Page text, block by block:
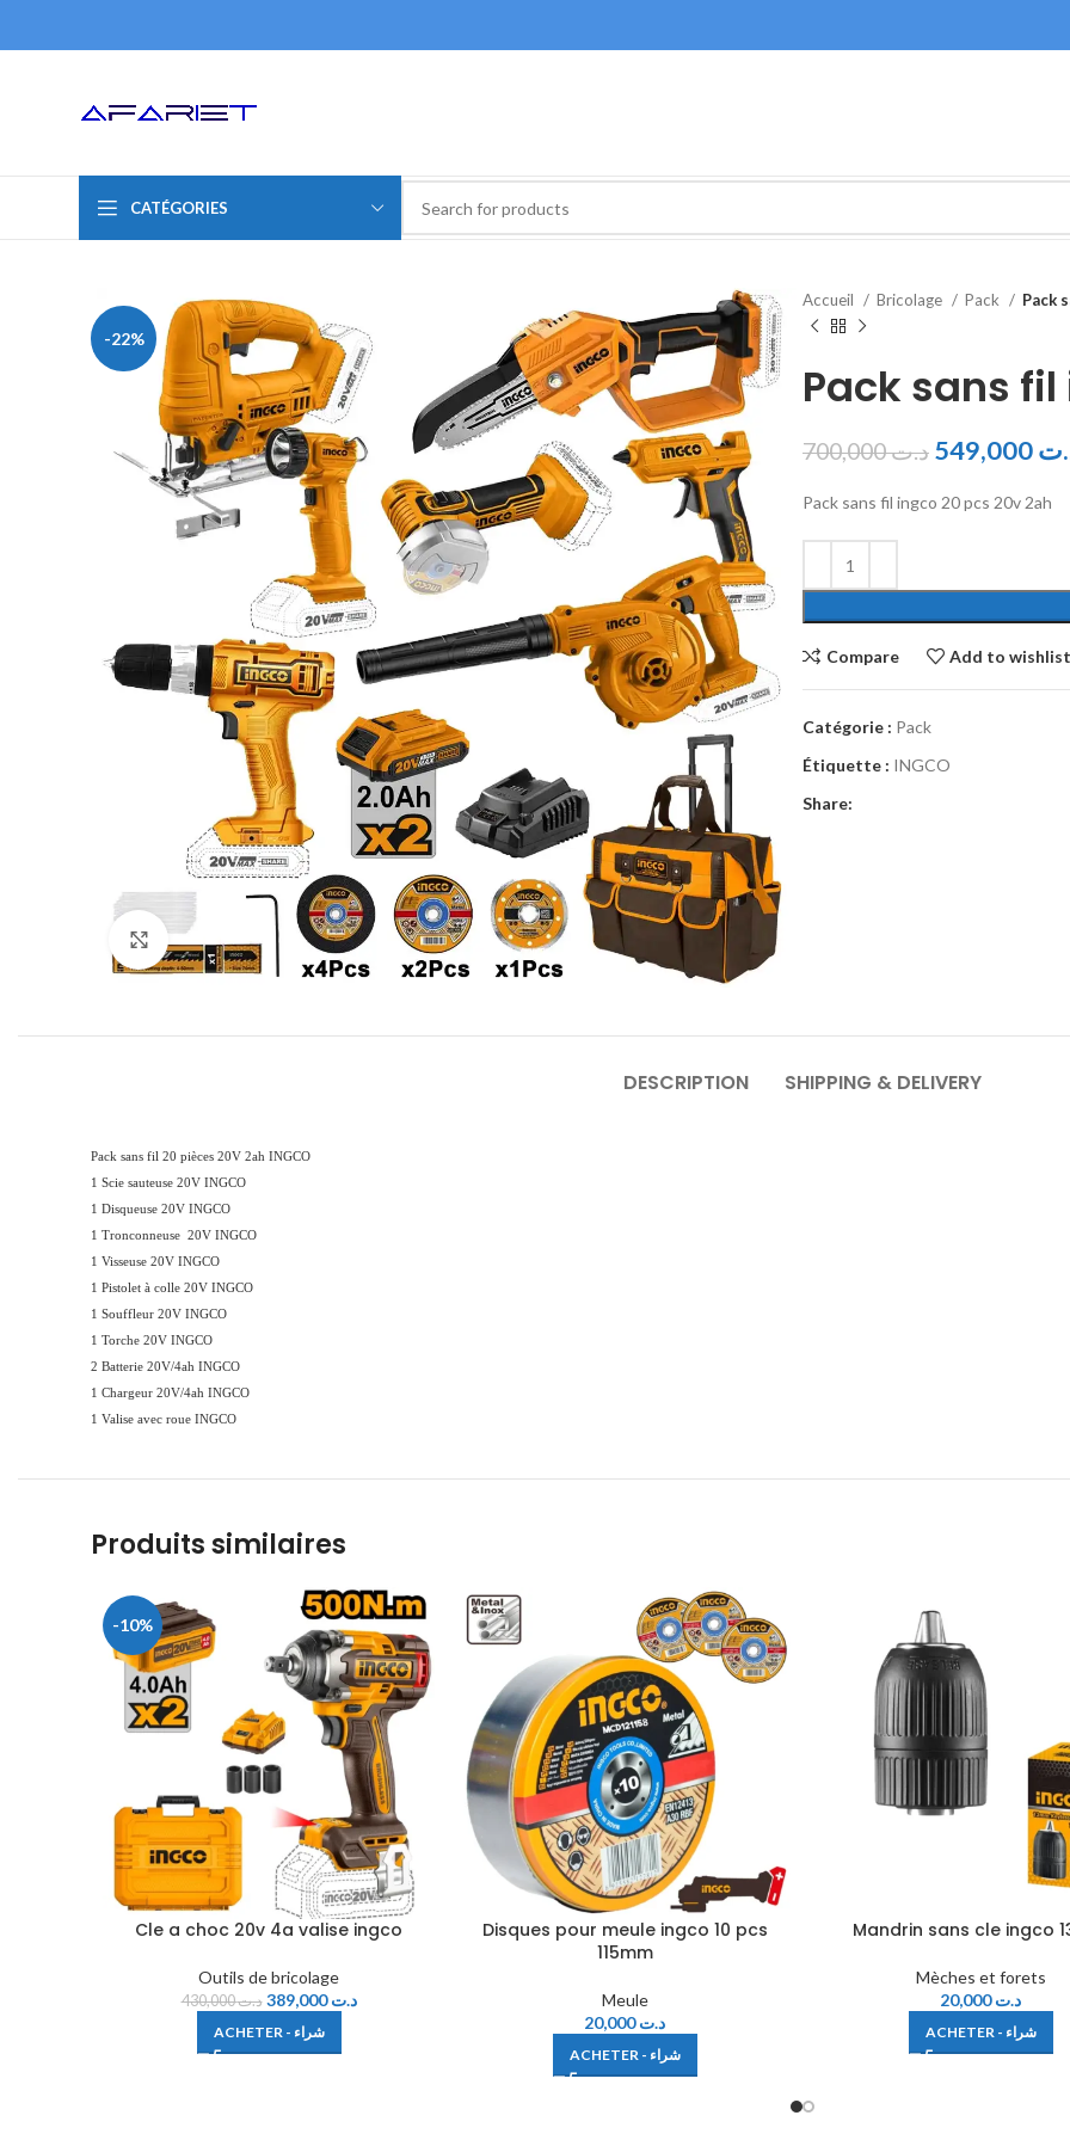
CATÉGORIES
-22%
Click to enlarge
Accueil Bricolage Pack Pack
Pack sans
د.ت700,000
Pack sans fil ingco 20 pcs 20v 2ah
Compare Add to wishlist
Catégorie : Pack
Étiquette : INGCO
Share:
DESCRIPTION SHIPPING & DELIVERY
Pack sans fil 20 pièces 20V 2ah INGCO
1 Scie sauteuse 20V INGCO
1 Disqueuse 20V INGCO
1 Tronconneuse 20V INGCO
1 Visseuse 20V INGCO
1 Pistolet à colle 20V INGCO
1 Souffleur 20V INGCO
1 Torche 20V INGCO
2 Batterie 20V/4ah INGCO
1 Chargeur 20V/4ah INGCO
1 Valise avec roue INGCO
Produits similaires
-10%
Cle a choc 20v 4a valise ingco
Outils de bricolage
د.ت430,000 د.ت389,000
ACHETER - شراء
Disques pour meule ingco 10 pcs
115mm
Meule
د.ت20,000
ACHETER - شراء
Mandrin sans cle ingco
Mèches et forets
د.ت20,000
ACHETER - شراء